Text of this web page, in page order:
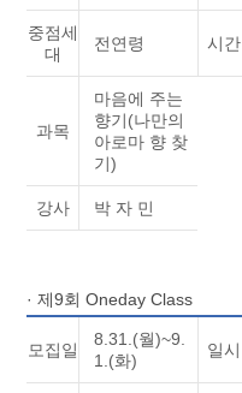
중점세
대
전연령 시간
과목
마음에 주는
향기(나만의
아로마 향 찾
기)
강사 박 자 민
· 제9회 Oneday Class
모집일
8.31.(월)~9.
1.(화)
일시